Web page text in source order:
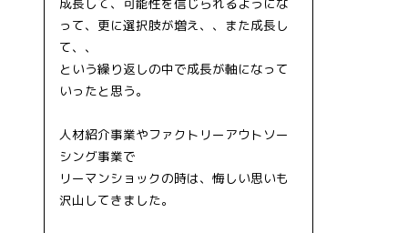
って、更に選択肢が増え、、また成長し
て、、
という繰り返しの中で成長が軸になって
いったと思う。
人材紹介事業やファクトリーアウトソー
シング事業で
リーマンショックの時は、悔しい思いも
沢山してきました。